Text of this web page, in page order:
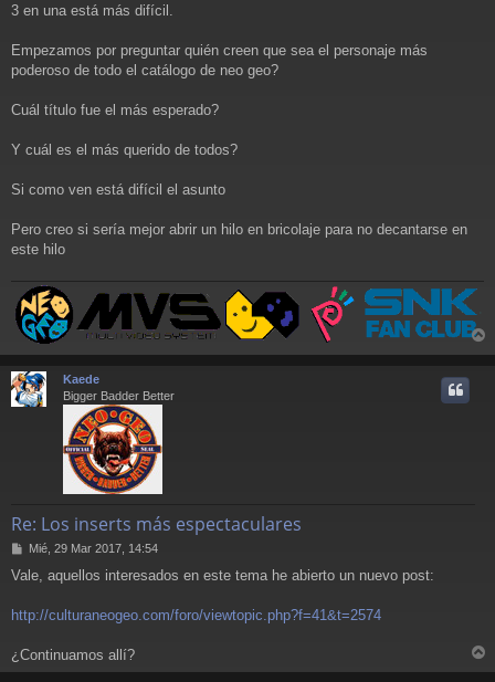
3 en una está más difícil.
Empezamos por preguntar quién creen que sea el personaje más
poderoso de todo el catálogo de neo geo?
Cuál título fue el más esperado?
Y cuál es el más querido de todos?
Si como ven está difícil el asunto
Pero creo si sería mejor abrir un hilo en bricolaje para no decantarse en
este hilo
r
Kaede
Bigger Badder Better
Re: Los inserts más espectaculares
M
n
a
e
Mié, 29 Mar 2017, 14:54
Vale, aquellos interesados en este tema he abierto un nuevo post:
http://culturaneogeo.com/foro/viewtopic.php?f=41&t=2574
¿Continuamos allí?
r